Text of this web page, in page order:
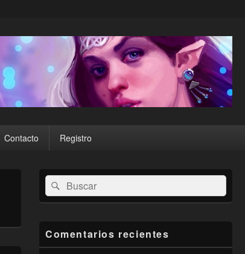
Contacto Registro
El
área
de
lateral
primaria
Buscar
por:
Buscar
Comentarios recientes